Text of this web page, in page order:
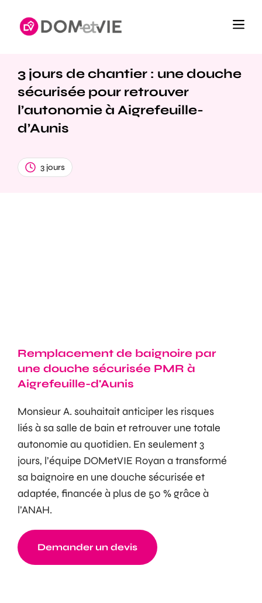
3 jours de chantier : une douche
sécurisée pour retrouver
l’autonomie à Aigrefeuille-
d’Aunis
3 jours
Remplacement de baignoire par
une douche sécurisée PMR à
Aigrefeuille-d'Aunis
Monsieur A. souhaitait anticiper les risques
liés à sa salle de bain et retrouver une totale
autonomie au quotidien. En seulement 3
jours, l’équipe DOMetVIE Royan a transformé
sa baignoire en une douche sécurisée et
adaptée, financée à plus de 50 % grâce à
l’ANAH.
Demander un devis